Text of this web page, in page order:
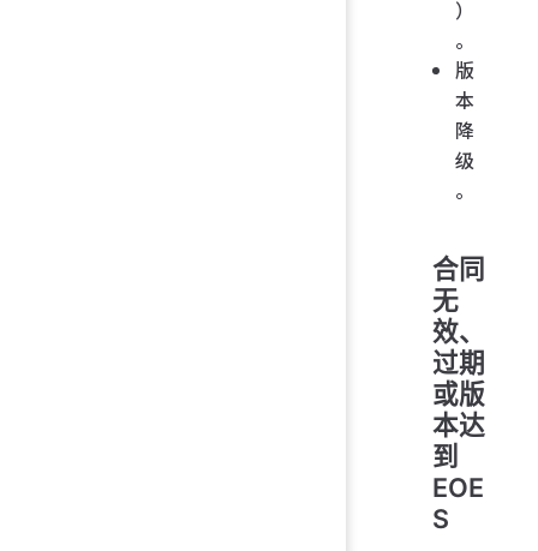
）
。
版
本
降
级
。
合同
无
效、
过期
或版
本达
到
EOE
S